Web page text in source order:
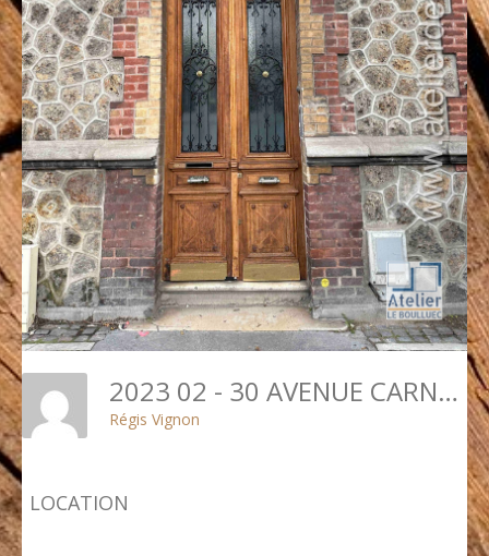
2023 02 - 30 AVENUE CARNOT
Régis Vignon
LOCATION